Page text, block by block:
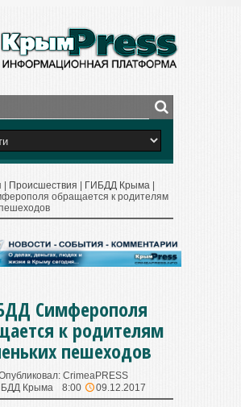
Происшествия ГИБДД Крыма
обращается к родителям
Симферополя
к родителям
пешеходов
CrimeaPRESS
Крыма 8:00 09.12.2017